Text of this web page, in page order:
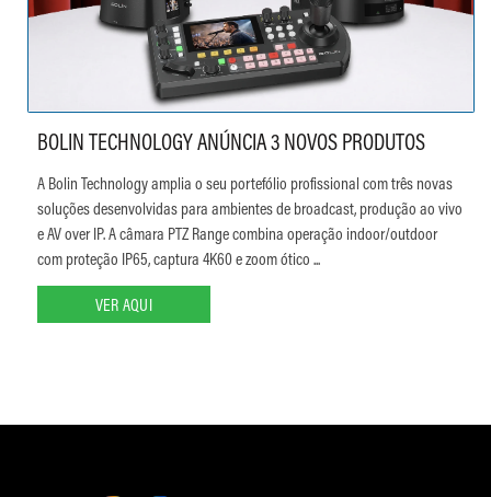
BOLIN TECHNOLOGY ANÚNCIA 3 NOVOS PRODUTOS
A Bolin Technology amplia o seu portefólio profissional com três novas
soluções desenvolvidas para ambientes de broadcast, produção ao vivo
e AV over IP. A câmara PTZ Range combina operação indoor/outdoor
com proteção IP65, captura 4K60 e zoom ótico ...
VER AQUI